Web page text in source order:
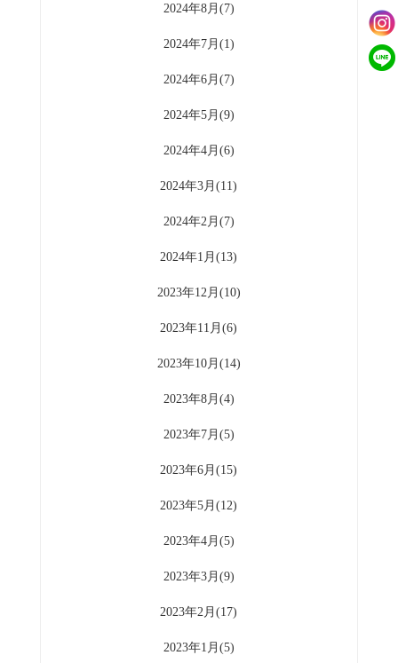
2024年8月(7)
2024年7月(1)
2024年6月(7)
2024年5月(9)
2024年4月(6)
2024年3月(11)
2024年2月(7)
2024年1月(13)
2023年12月(10)
2023年11月(6)
2023年10月(14)
2023年8月(4)
2023年7月(5)
2023年6月(15)
2023年5月(12)
2023年4月(5)
2023年3月(9)
2023年2月(17)
2023年1月(5)